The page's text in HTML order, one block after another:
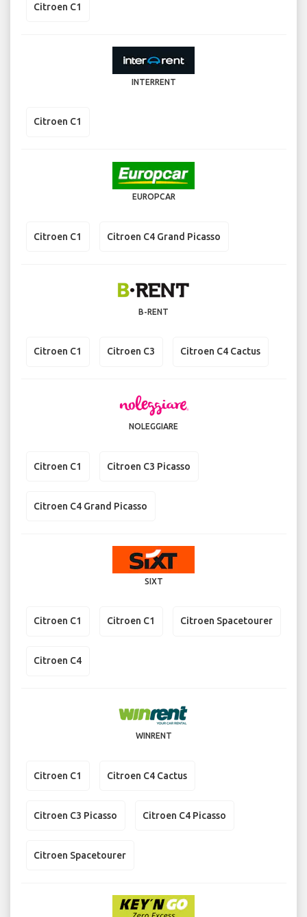
Citroen C1
INTERRENT
Citroen C1
EUROPCAR
Citroen C1 Citroen C4 Grand Picasso
B-RENT
Citroen C1 Citroen C3 Citroen C4 Cactus
NOLEGGIARE
Citroen C1 Citroen C3 Picasso
Citroen C4 Grand Picasso
SIXT
Citroen C1 Citroen C1 Citroen Spacetourer
Citroen C4
WINRENT
Citroen C1 Citroen C4 Cactus
Citroen C3 Picasso Citroen C4 Picasso
Citroen Spacetourer